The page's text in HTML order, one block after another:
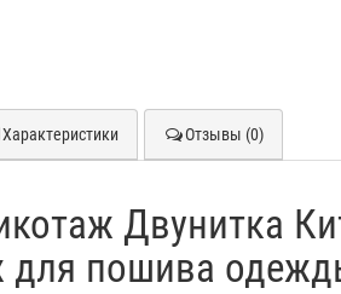
Характеристики Отзывы (0)
Двунитка
для пошива